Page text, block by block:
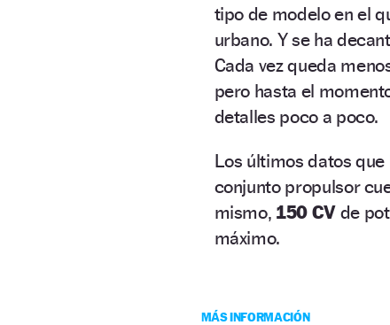
tipo de modelo en el
urbano. Y se ha
Cada vez queda
pero hasta el
detalles poco a poco.
Los últimos datos que
conjunto propulsor
mismo, 150 CVde
máximo.
MÁS INFORMACIÓN